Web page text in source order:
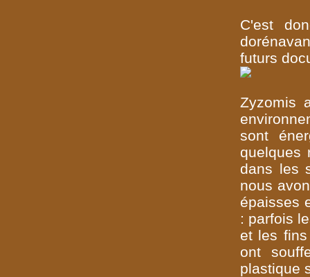
C'est
futurs
Zyzomis
sont
quelques
dans les
nous
épaisses
: parfois
et les
ont
plastique